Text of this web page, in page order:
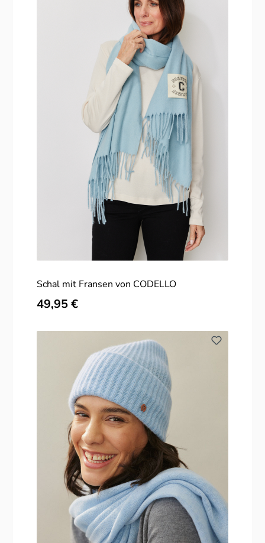
Schal mit Fransen von CODELLO
Regulärer Preis:
49,95 €